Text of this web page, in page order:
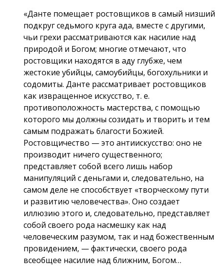
«Данте помещает ростовщиков в самый низший
подкруг седьмого круга ада, вместе с другими,
чьи грехи рассматриваются как насилие над
природой и Богом; многие отмечают, что
ростовщики находятся в аду глубже, чем
жестокие убийцы, самоубийцы, богохульники и
содомиты. Данте рассматривает ростовщиков
как извращенное искусство, т. е.
противоположность мастерства, с помощью
которого мы должны созидать и творить и тем
самым подражать благости Божией.
Ростовщичество — это антиискусство: оно не
производит ничего существенного;
представляет собой всего лишь набор
манипуляций с деньгами и, следовательно, на
самом деле не способствует «творческому пути
и развитию человечества». Оно создает
иллюзию этого и, следовательно, представляет
собой своего рода насмешку как над
человеческим разумом, так и над божественным
провидением, — фактически, своего рода
всеобщее насилие над ближним, Богом…